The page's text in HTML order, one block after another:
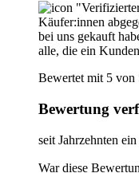
Käufer:innen
bei uns gekauft
alle, die ein
Bewertet mit 5 von
Bewertung
seit Jahrzehnten
War diese